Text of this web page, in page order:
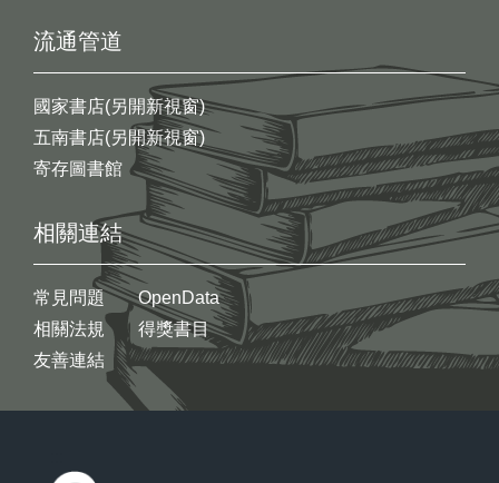
流通管道
國家書店(另開新視窗)
五南書店(另開新視窗)
寄存圖書館
相關連結
常見問題
相關法規
友善連結
OpenData
得獎書目